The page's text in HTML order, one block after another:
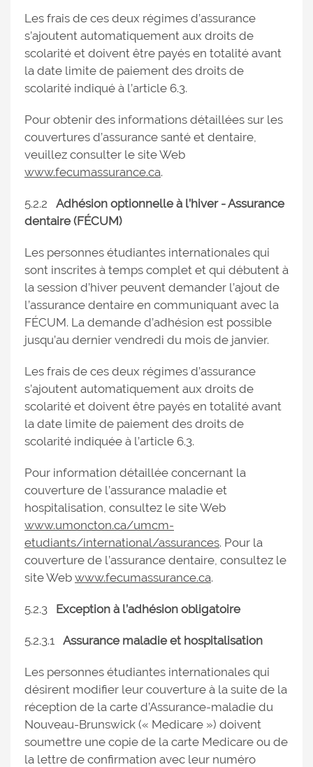
Les frais de ces deux régimes d’assurance
s’ajoutent automatiquement aux droits de
scolarité et doivent être payés en totalité avant
la date limite de paiement des droits de
scolarité indiqué à l’article 6.3.
Pour obtenir des informations détaillées sur les
couvertures d’assurance santé et dentaire,
veuillez consulter le site Web
www.fecumassurance.ca.
5.2.2 Adhésion optionnelle à l’hiver - Assurance
dentaire (FÉCUM)
Les personnes étudiantes internationales qui
sont inscrites à temps complet et qui débutent à
la session d’hiver peuvent demander l’ajout de
l’assurance dentaire en communiquant avec la
FÉCUM. La demande d’adhésion est possible
jusqu’au dernier vendredi du mois de janvier.
Les frais de ces deux régimes d’assurance
s’ajoutent automatiquement aux droits de
scolarité et doivent être payés en totalité avant
la date limite de paiement des droits de
scolarité indiquée à l’article 6.3.
Pour information détaillée concernant la
couverture de l’assurance maladie et
hospitalisation, consultez le site Web
www.umoncton.ca/umcm-
etudiants/international/assurances. Pour la
couverture de l’assurance dentaire, consultez le
site Web www.fecumassurance.ca.
5.2.3 Exception à l’adhésion obligatoire
5.2.3.1 Assurance maladie et hospitalisation
Les personnes étudiantes internationales qui
désirent modifier leur couverture à la suite de la
réception de la carte d’Assurance-maladie du
Nouveau-Brunswick (« Medicare ») doivent
soumettre une copie de la carte Medicare ou de
la lettre de confirmation avec leur numéro